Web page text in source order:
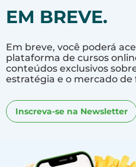
EM BREVE.
Em breve, você poderá
plataforma de cursos
conteúdos exclusivos
estratégia e o mercado de
Inscreva-se na Newsletter